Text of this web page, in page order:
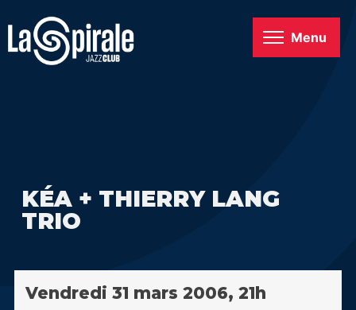
Menu
KÉA + THIERRY LANG
TRIO
Vendredi 31 mars 2006, 21h